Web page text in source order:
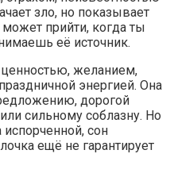
зло, но показывает
может прийти, когда ты
её источник.
ценностью, желанием,
энергией. Она
дорогой
сильному соблазну. Но
сон
ещё не гарантирует